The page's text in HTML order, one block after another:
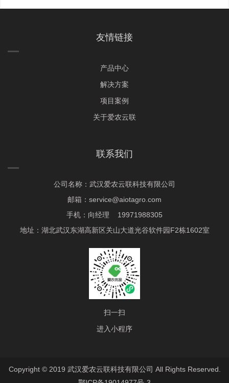
友情链接
产品中心
解决方案
项目案例
关于爱农云联
联系我们
公司名称：武汉爱农云联科技有限公司
邮箱：service@aiotagro.com
手机：向经理 19971988305
地址：湖北武汉东湖高新区关山大道光谷软件园F2栋1602室
扫一扫
进入小程序
Copyright © 2019 武汉爱农云联科技有限公司 All Rights Reserved.